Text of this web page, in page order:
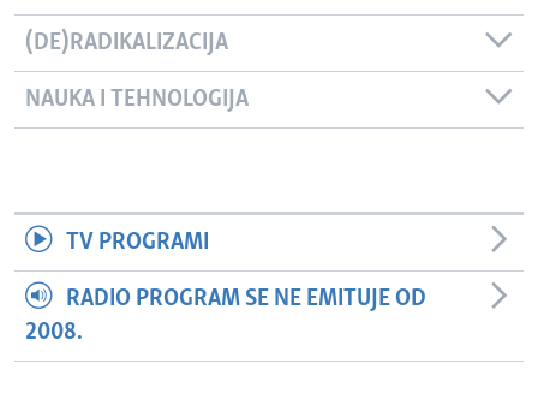
(DE)RADIKALIZACIJA
NAUKA I TEHNOLOGIJA
TV PROGRAMI
RADIO PROGRAM SE NE EMITUJE OD
2008.